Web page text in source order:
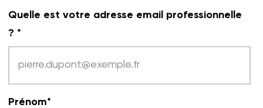
Quelle est votre adresse email professionnelle
? *
Prénom*